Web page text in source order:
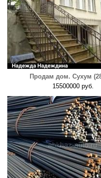
Продам дом. Сухум
15500000 руб.